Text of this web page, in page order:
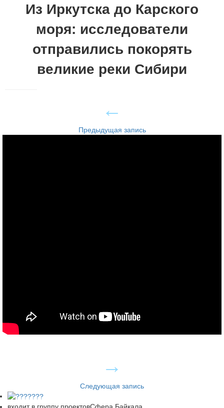
Из Иркутска до Карского
моря: исследователи
отправились покорять
великие реки Сибири
Предыдущая запись
Следующая запись